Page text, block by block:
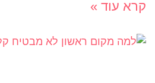
קרא עוד »